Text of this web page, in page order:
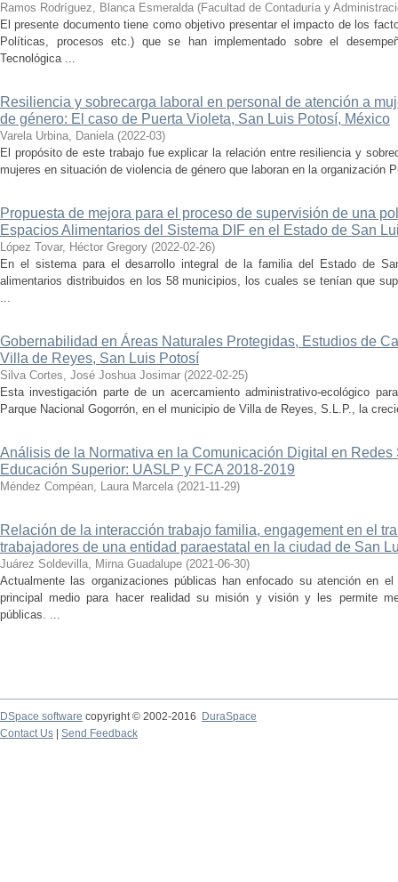
Ramos Rodríguez, Blanca Esmeralda (Facultad de Contaduría y
El presente documento tiene como objetivo presentar el impacto de los
Políticas, procesos etc.) que se han implementado sobre el
Tecnológica ...
Resiliencia y sobrecarga laboral en personal de atención a
de género: El caso de Puerta Violeta, San Luis Potosí, México
Varela Urbina, Daniela (2022-03)
El propósito de este trabajo fue explicar la relación entre resiliencia y
mujeres en situación de violencia de género que laboran en la organización
Propuesta de mejora para el proceso de supervisión de una
Espacios Alimentarios del Sistema DIF en el Estado de San
López Tovar, Héctor Gregory (2022-02-26)
En el sistema para el desarrollo integral de la familia del Estado de
alimentarios distribuidos en los 58 municipios, los cuales se tenían que
...
Gobernabilidad en Áreas Naturales Protegidas, Estudios de
Villa de Reyes, San Luis Potosí
Silva Cortes, José Joshua Josimar (2022-02-25)
Esta investigación parte de un acercamiento administrativo-ecológico
Parque Nacional Gogorrón, en el municipio de Villa de Reyes, S.L.P., la
Análisis de la Normativa en la Comunicación Digital en
Educación Superior: UASLP y FCA 2018-2019
Méndez Compéan, Laura Marcela (2021-11-29)
Relación de la interacción trabajo familia, engagement en el
trabajadores de una entidad paraestatal en la ciudad de San
Juárez Soldevilla, Mirna Guadalupe (2021-06-30)
Actualmente las organizaciones públicas han enfocado su atención en
principal medio para hacer realidad su misión y visión y les permite
públicas. ...
DSpace software copyright © 2002-2016
DuraSpace
Contact Us
Send Feedback